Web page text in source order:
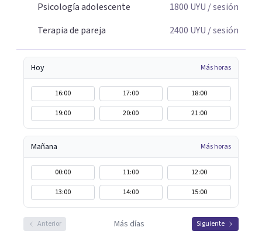
Psicología adolescente
1800 UYU / sesión
Terapia de pareja
2400 UYU / sesión
Hoy Más horas
16:00 17:00
18:00
19:00
20:00 21:00
Mañana Más horas
00:00 11:00
12:00
13:00
14:00 15:00
Anterior Más días Siguiente